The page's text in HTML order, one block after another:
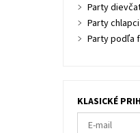
Party
Party chlapci
Party podľa
KLASICKÉ